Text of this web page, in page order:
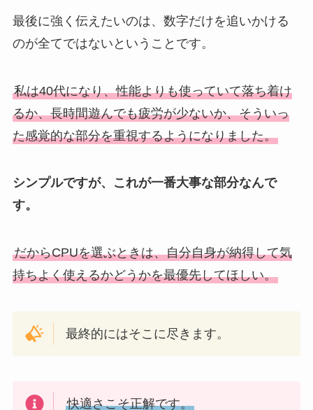
最後に強く伝えたいのは、数字だけを追いかける
のが全てではないということです。
私は40代になり、性能よりも使っていて落ち着け
るか、長時間遊んでも疲労が少ないか、そういっ
た感覚的な部分を重視するようになりました。
シンプルですが、これが一番大事な部分なんで
す。
だからCPUを選ぶときは、自分自身が納得して気
持ちよく使えるかどうかを最優先してほしい。
最終的にはそこに尽きます。
快適さこそ正解です。